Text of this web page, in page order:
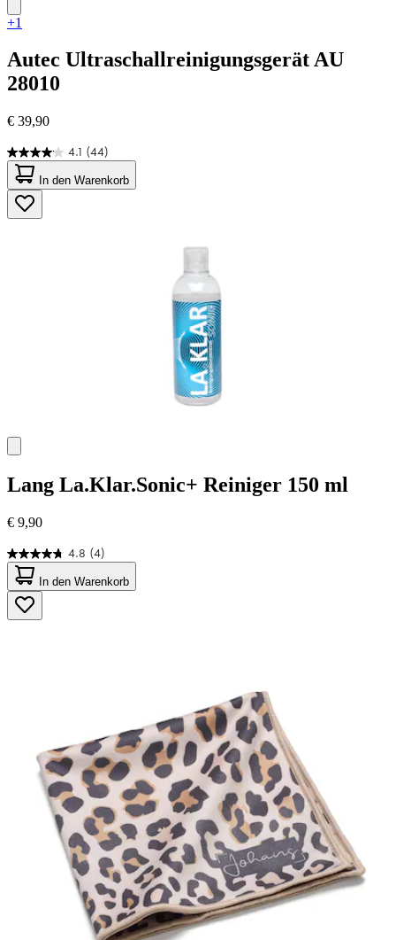
+1
Autec Ultraschallreinigungsgerät AU
28010
€ 39,90
4.1 (44)
4.1
von
5
Sternen.
44
In den Warenkorb
Lang La.Klar.Sonic+ Reiniger 150 ml
€ 9,90
4.8 (4)
4.8
von
5
Sternen.
4
In den Warenkorb